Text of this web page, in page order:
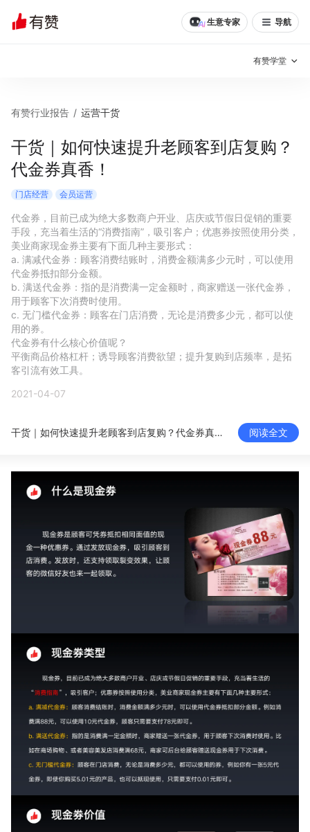
生意专家 导航
有赞学堂
有赞说增长
私域日历 增长方法
有赞说案例拆解
有赞成功案例
面对面聊增长
有赞春季发布会 实干家直播间
新零售大会 新零售茶会
新零售私享会
AllValue 战略合作
增长产品指南
行业洞察
新零售资讯
增长俱乐部
增长俱乐部 有赞商盟
商家社区 社群交流
合作共进
入驻有赞 认证代理商
认证服务商
有赞行业报告 / 运营干货
干货｜如何快速提升老顾客到店复购？
代金券真香！
门店经营 会员运营
代金券，目前已成为绝大多数商户开业、店庆或节假日促销的重要
手段，充当着生活的“消费指南”，吸引客户；优惠券按照使用分类，
美业商家现金券主要有下面几种主要形式：
a. 满减代金券：顾客消费结账时，消费金额满多少元时，可以使用
代金券抵扣部分金额。
b. 满送代金券：指的是消费满一定金额时，商家赠送一张代金券，
用于顾客下次消费时使用。
c. 无门槛代金券：顾客在门店消费，无论是消费多少元，都可以使
用的券。
代金券有什么核心价值呢？
平衡商品价格杠杆；诱导顾客消费欲望；提升复购到店频率，是拓
客引流有效工具。
2021-04-07
干货｜如何快速提升老顾客到店复购？代金券真香！ 阅读全文